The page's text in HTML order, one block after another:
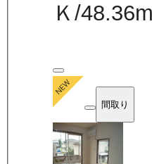
Ｋ/48.36
間取り